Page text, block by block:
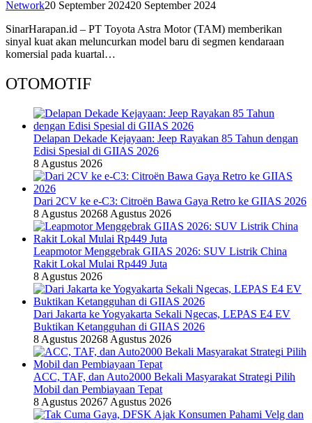
Network20 September 202420 September 2024
SinarHarapan.id – PT Toyota Astra Motor (TAM) memberikan
sinyal kuat akan meluncurkan model baru di segmen kendaraan
komersial pada kuartal…
OTOMOTIF
Delapan Dekade Kejayaan: Jeep Rayakan 85 Tahun dengan
Edisi Spesial di GIIAS 2026
8 Agustus 2026
Dari 2CV ke e-C3: Citroën Bawa Gaya Retro ke GIIAS 2026
8 Agustus 20268 Agustus 2026
Leapmotor Menggebrak GIIAS 2026: SUV Listrik China
Rakit Lokal Mulai Rp449 Juta
8 Agustus 2026
Dari Jakarta ke Yogyakarta Sekali Ngecas, LEPAS E4 EV
Buktikan Ketangguhan di GIIAS 2026
8 Agustus 20268 Agustus 2026
ACC, TAF, dan Auto2000 Bekali Masyarakat Strategi Pilih
Mobil dan Pembiayaan Tepat
8 Agustus 20267 Agustus 2026